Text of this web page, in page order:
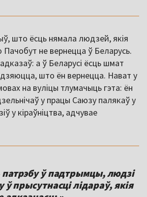
што ёсць нямала людзей, якія
не вернецца ў Беларусь.
а ў Беларусі ёсць шмат
што ён вернецца. Нават у
на вуліцы тлумачыць гэта: ён
у працы Саюзу палякаў у
у кіраўніцтва, адчувае
ў падтрымцы, людзі
прысутнасці лідараў, якія